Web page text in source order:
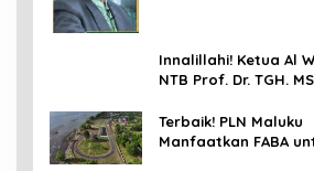
Innalillahi! Ketua Al
NTB Prof. Dr. TGH.
Terbaik! PLN Maluku
Manfaatkan FABA